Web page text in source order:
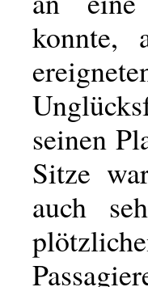
konnte,
seinen
Sitze
auch